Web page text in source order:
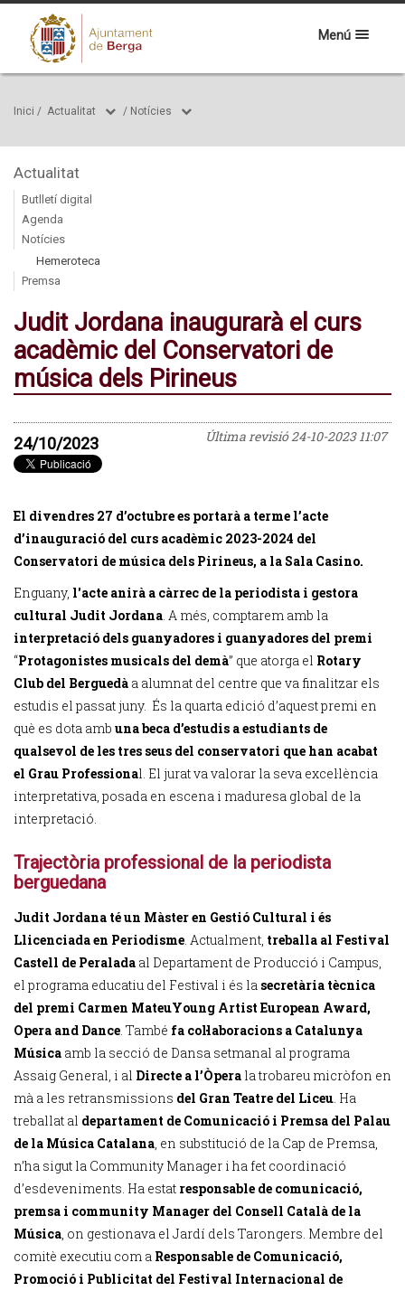
Menú
Inici / Actualitat / Notícies
Actualitat
Butlletí digital
Agenda
Notícies
Hemeroteca
Premsa
Judit Jordana inaugurarà el curs
acadèmic del Conservatori de
música dels Pirineus
Última revisió24-10-2023 11:07
24/10/2023
El divendres 27 d’octubre es portarà a terme l’acte
d’inauguració del curs acadèmic 2023-2024 del
Conservatori de música dels Pirineus, a la Sala Casino.
Enguany, l'acte anirà a càrrec de la periodista i gestora
cultural Judit Jordana. A més, comptarem amb la
interpretació dels guanyadores i guanyadores del premi
“Protagonistes musicals del demà” que atorga el Rotary
Club del Berguedà a alumnat del centre que va finalitzar els
estudis el passat juny. És la quarta edició d’aquest premi en
què es dota amb una beca d’estudis a estudiants de
qualsevol de les tres seus del conservatori que han acabat
el Grau Professional. El jurat va valorar la seva excel·lència
interpretativa, posada en escena i maduresa global de la
interpretació.
Trajectòria professional de la periodista
berguedana
Judit Jordana té un Màster en Gestió Cultural i és
Llicenciada en Periodisme. Actualment, treballa al Festival
Castell de Peralada al Departament de Producció i Campus,
el programa educatiu del Festival i és la secretària tècnica
del premi Carmen MateuYoung Artist European Award,
Opera and Dance. També fa col·laboracions a Catalunya
Música amb la secció de Dansa setmanal al programa
Assaig General, i al Directe a l’Òpera la trobareu micròfon en
mà a les retransmissions del Gran Teatre del Liceu. Ha
treballat al departament de Comunicació i Premsa del Palau
de la Música Catalana, en substitució de la Cap de Premsa,
n’ha sigut la Community Manager i ha fet coordinació
d’esdeveniments. Ha estat responsable de comunicació,
premsa i community Manager del Consell Català de la
Música, on gestionava el Jardí dels Tarongers. Membre del
comitè executiu com a Responsable de Comunicació,
Promoció i Publicitat del Festival Internacional de